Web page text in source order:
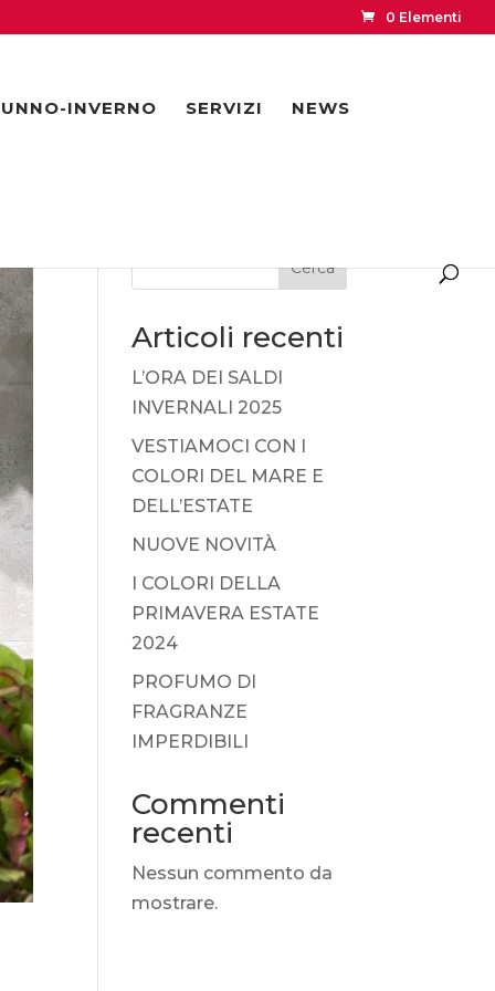
0 Elementi
INVERNO SERVIZI NEWS
Cerca
Articoli recenti
L’ORA DEI SALDI
INVERNALI 2025
VESTIAMOCI CON I
COLORI DEL MARE E
DELL’ESTATE
NUOVE NOVITÀ
I COLORI DELLA
PRIMAVERA ESTATE
2024
PROFUMO DI
FRAGRANZE
IMPERDIBILI
Commenti
recenti
Nessun commento da
mostrare.